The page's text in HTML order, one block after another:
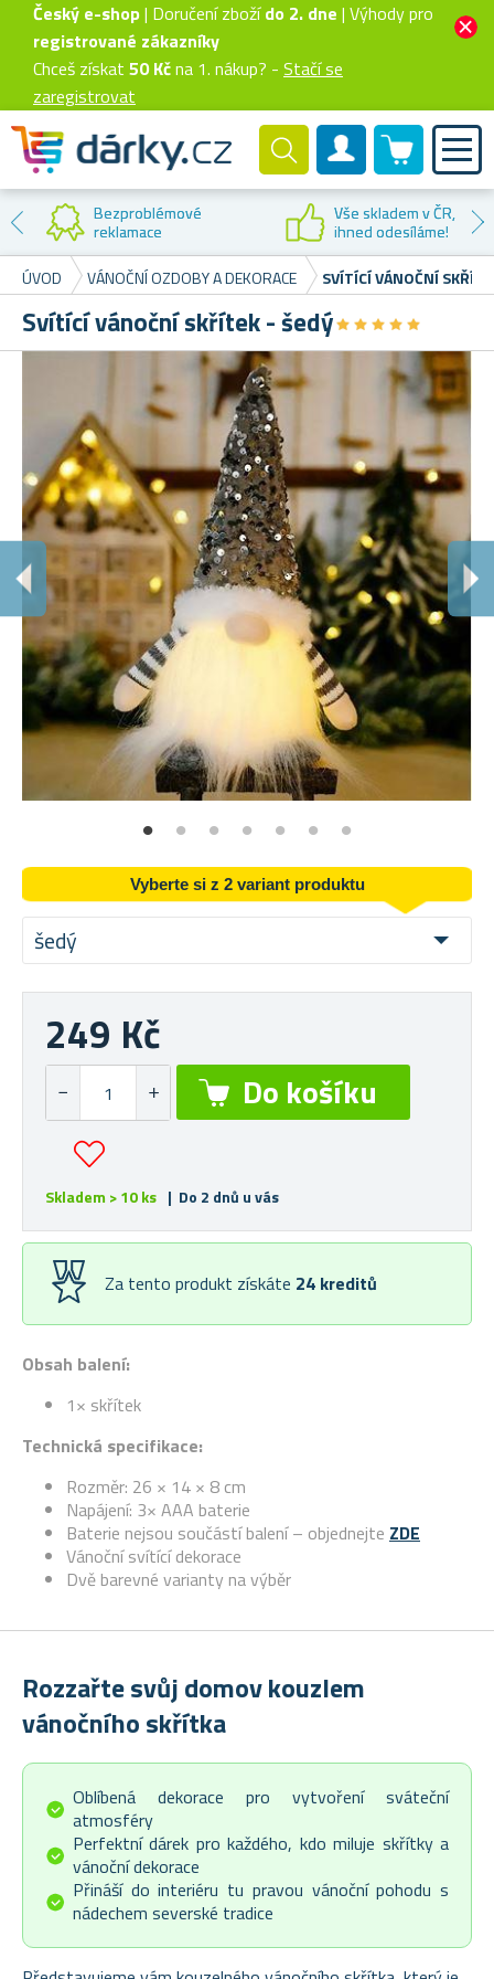
Český e-shop| Doručení zbožído 2. dne | Výhody pro
registrované zákazníky
Chceš získat 50 Kčna 1. nákup? - Stačí se
zaregistrovat
Zákaznický účet
0 produktů
Bezproblémové
reklamace
Vše skladem v ČR,
ihned odesíláme!
ÚVOD
VÁNOČNÍ OZDOBY A DEKORACE SVÍTÍCÍ VÁNOČNÍ
Svítící vánoční skřítek - šedý★★★★★
★★★★★
Vyberte si z 2 variant produktu
šedý
Obsah balení:
1× skřítek
Technická specifikace:
Rozměr: 26 × 14 × 8 cm
Napájení: 3× AAA baterie
Baterie nejsou součástí balení – objednejte ZDE
Vánoční svítící dekorace
Dvě barevné varianty na výběr
249 Kč
Skladem > 10 ks | Do 2 dnů u vás
Za tento produkt získáte 24 kreditů
Rozzařte svůj domov kouzlem
vánočního skřítka
Oblíbená dekorace pro vytvoření sváteční
atmosféry
Perfektní dárek pro každého, kdo miluje skřítky a
vánoční dekorace
Přináší do interiéru tu pravou vánoční pohodu s
nádechem severské tradice